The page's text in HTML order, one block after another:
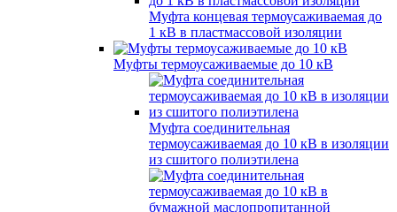
Муфта концевая термоусаживаемая до
1 кВ в пластмассовой изоляции
Муфты термоусаживаемые до 10 кВ
Муфта соединительная
термоусаживаемая до 10 кВ в изоляции
из сшитого полиэтилена